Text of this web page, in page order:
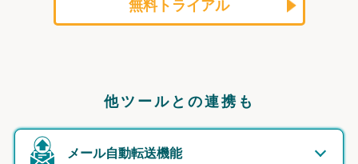
無料トライアル
他ツールとの連携も
メール自動転送機能